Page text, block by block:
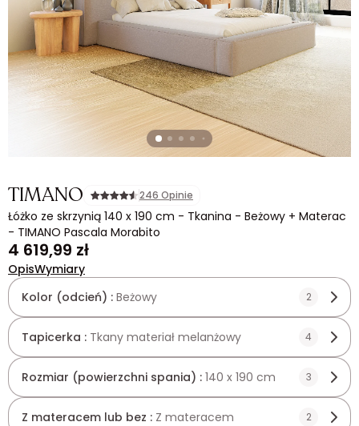
TIMANO 246 Opinie
Łóżko ze skrzynią 140 x 190 cm - Tkanina - Beżowy + Materac
- TIMANO Pascala Morabito
4 619,99 zł
OpisWymiary
Kolor (odcień) : Beżowy 2
Tapicerka : Tkany materiał melanżowy 4
Rozmiar (powierzchni spania) : 140 x 190 cm 3
Z materacem lub bez : Z materacem 2